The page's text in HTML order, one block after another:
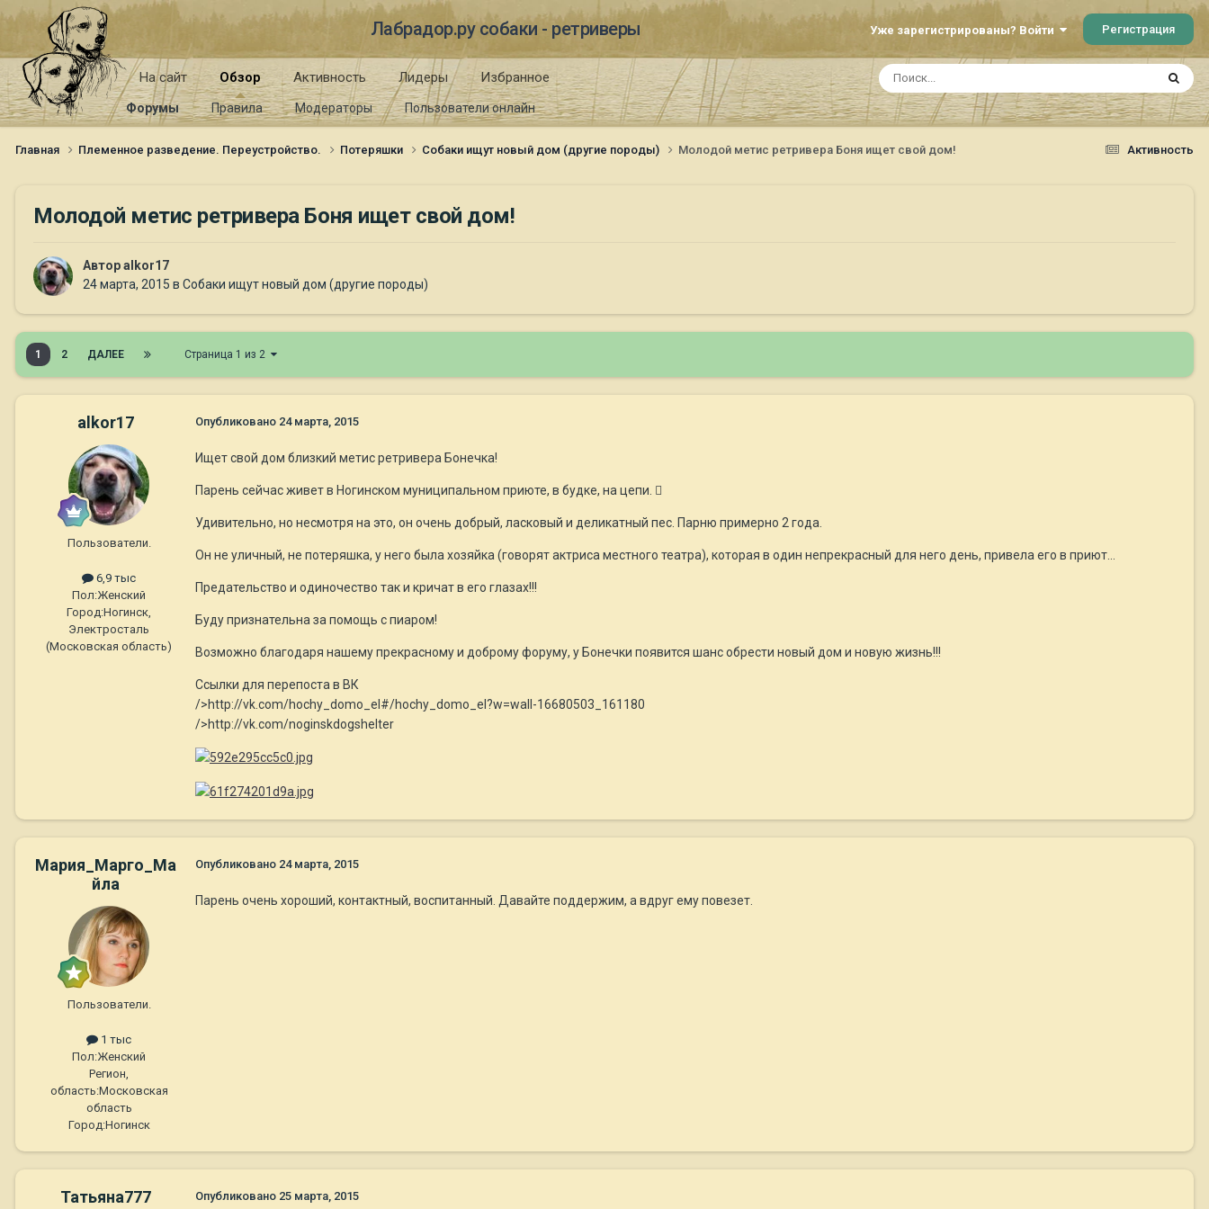
Лабрадор.ру собаки - ретриверы Уже зарегистрированы? Войти Регистрация
На сайт Обзор
Форумы Правила Модераторы Пользователи онлайн
Активность Лидеры Избранное
Активность
Главная Племенное разведение. Переустройство. Потеряшки Собаки ищут новый дом (другие породы) Молодой метис ретривера Боня ищет свой дом!
Молодой метис ретривера Боня ищет свой дом!
Авторalkor17
24 марта, 2015 в Собаки ищут новый дом (другие породы)
1 2 ДАЛЕЕ Страница 1 из 2
alkor17
Пользователи.
6,9 тыс
Пол:Женский
Город:Ногинск,
Электросталь
(Московская область)
Опубликовано 24 марта, 2015
Ищет свой дом близкий метис ретривера Бонечка!
Парень сейчас живет в Ногинском муниципальном приюте, в будке, на цепи. 
Удивительно, но несмотря на это, он очень добрый, ласковый и деликатный пес. Парню примерно 2 года.
Он не уличный, не потеряшка, у него была хозяйка (говорят актриса местного театра), которая в один непрекрасный для него день, привела его в приют…
Предательство и одиночество так и кричат в его глазах!!!
Буду признательна за помощь с пиаром!
Возможно благодаря нашему прекрасному и доброму форуму, у Бонечки появится шанс обрести новый дом и новую жизнь!!!
Ссылки для перепоста в ВК
/>http://vk.com/hochy_domo_el#/hochy_domo_el?w=wall-16680503_161180
/>http://vk.com/noginskdogshelter
Мария_Марго_Ма
йла
Пользователи.
1 тыс
Пол:Женский
Регион,
область:Московская
область
Город:Ногинск
Опубликовано 24 марта, 2015
Парень очень хороший, контактный, воспитанный. Давайте поддержим, а вдруг ему повезет.
Татьяна777 Опубликовано 25 марта, 2015